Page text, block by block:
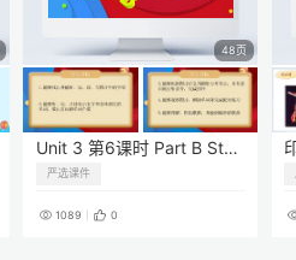
48页
Unit 3 第6课时 Part B Start to read & Let’s check & Let’s sing Part C Story time
严选课件
1089 0